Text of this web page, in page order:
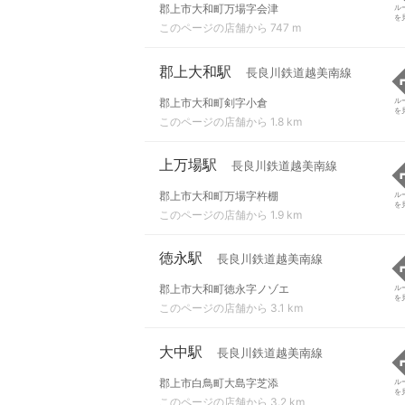
郡上市大和町万場字会津
このページの店舗から 747 m
ル
を
郡上大和駅 長良川鉄道越美南線
郡上市大和町剣字小倉
このページの店舗から 1.8 km
ル
を
上万場駅 長良川鉄道越美南線
郡上市大和町万場字杵棚
このページの店舗から 1.9 km
ル
を
徳永駅 長良川鉄道越美南線
郡上市大和町徳永字ノゾエ
このページの店舗から 3.1 km
ル
を
大中駅 長良川鉄道越美南線
郡上市白鳥町大島字芝添
このページの店舗から 3.2 km
ル
を